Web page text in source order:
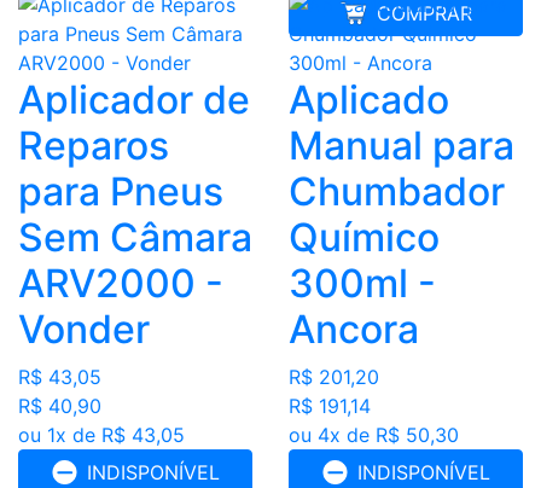
COMPRAR
Aplicador de
Reparos
para Pneus
Sem Câmara
ARV2000 -
Vonder
R$ 43,05
R$ 40,90
ou 1x de R$ 43,05
INDISPONÍVEL
Aplicado
Manual para
Chumbador
Químico
300ml -
Ancora
R$ 201,20
R$ 191,14
ou 4x de R$ 50,30
INDISPONÍVEL